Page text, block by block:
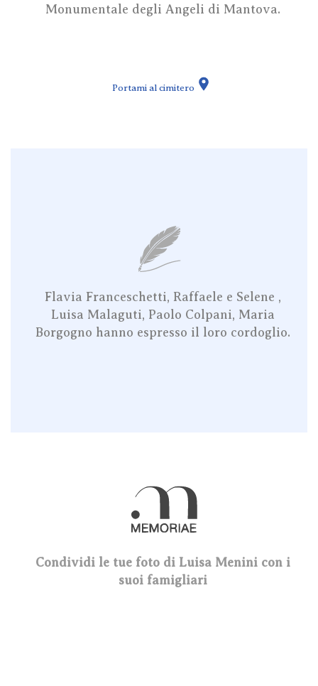
Monumentale degli Angeli di Mantova.
Portami al cimitero
Flavia Franceschetti, Raffaele e Selene ,
Luisa Malaguti, Paolo Colpani, Maria
Borgogno hanno espresso il loro cordoglio.
Condividi le tue foto di Luisa Menini con i
suoi famigliari